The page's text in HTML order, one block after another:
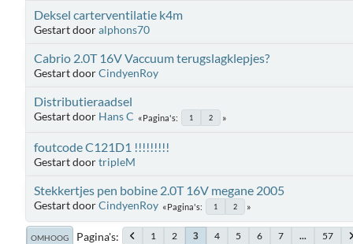
Deksel carterventilatie k4m
Gestart dooralphons70
Cabrio 2.0T 16V Vaccuum terugslagklepjes?
Gestart doorCindyenRoy
Distributieraadsel
Gestart door Hans C Pagina's 1 2
foutcode C121D1 !!!!!!!!!
Gestart doortripleM
Stekkertjes pen bobine 2.0T 16V megane 2005
Gestart doorCindyenRoy Pagina's 1 2
OMHOOG Pagina's 1 2 3 4 5 6 7 ... 57